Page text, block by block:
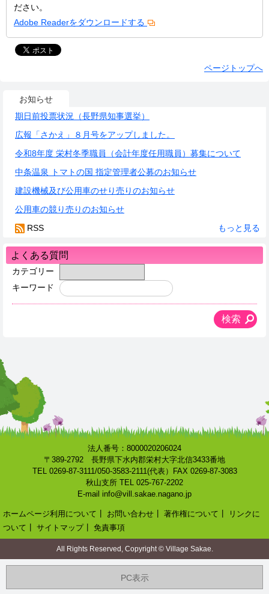
ださい。
Adobe Readerをダウンロードする
ページトップへ
お知らせ
期日前投票状況（長野県知事選挙）
広報「さかえ」８月号をアップしました。
令和8年度 栄村冬季職員（会計年度任用職員）募集について
中条温泉 トマトの国 指定管理者公募のお知らせ
建設機械及び公用車のせり売りのお知らせ
公用車の競り売りのお知らせ
もっと見る
RSS
よくある質問
カテゴリー
キーワード
法人番号：8000020206024
〒389-2792 長野県下水内郡栄村大字北信3433番地
TEL 0269-87-3111/050-3583-2111(代表）FAX 0269-87-3083
秋山支所 TEL 025-767-2202
E-mail info@vill.sakae.nagano.jp
ホームページ利用について お問い合わせ 著作権について
リンクに
ついて
サイトマップ 免責事項
All Rights Reserved, Copyright © Village Sakae.
PC表示